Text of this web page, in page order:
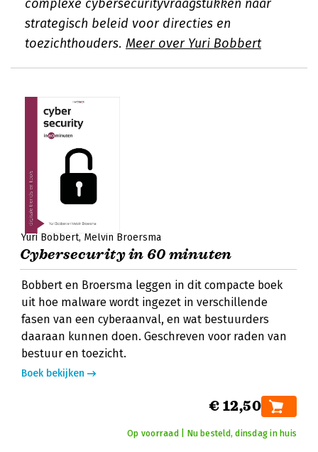
complexe cybersecurityvraagstukken naar
strategisch beleid voor directies en
toezichthouders. Meer over Yuri Bobbert
Yuri Bobbert Melvin Broersma
Cybersecurity in 60 minuten
Bobbert en Broersma leggen in dit compacte boek
uit hoe malware wordt ingezet in verschillende
fasen van een cyberaanval, en wat bestuurders
daaraan kunnen doen. Geschreven voor raden van
bestuur en toezicht.
Boek bekijken
€ 12,50
Op voorraad | Nu besteld, dinsdag in huis